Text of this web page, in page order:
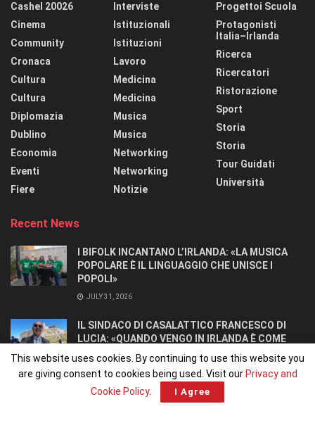
Cashel 20026
Cinema
Community
Cronaca
Cultura
Cultura
Diplomazia
Dublino
Economia
Eventi
Fiere
Interviste
Istituzionali
Istituzioni
Lavoro
Medicina
Medicina
Musica
Musica
Networking
Networking
Notizie
Progettoi Scuola
Protagonisti
Italia–Irlanda
Ricerca
Ricercatori
Ristorazione
Sport
Storia
Storia
Tour Guidati
Università
Recent News
I BIFOLK INCANTANO L’IRLANDA: «LA MUSICA
POPOLARE È IL LINGUAGGIO CHE UNISCE I
POPOLI»
JULY 31, 2026
IL SINDACO DI CASALATTICO FRANCESCO DI
LUCIA: «QUANDO VENGO IN IRLANDA È COME
TORNARE A CASA».
JULY 27, 2026
This website uses cookies. By continuing to use this website you
are giving consent to cookies being used. Visit our Privacy and
Cookie Policy. I Agree